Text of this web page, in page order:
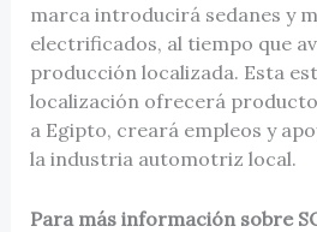
marca introducirá sedanes y
electrificados, al tiempo que
producción localizada. Esta
localización ofrecerá
a Egipto, creará empleos y
la industria automotriz local.
Para más información sobre